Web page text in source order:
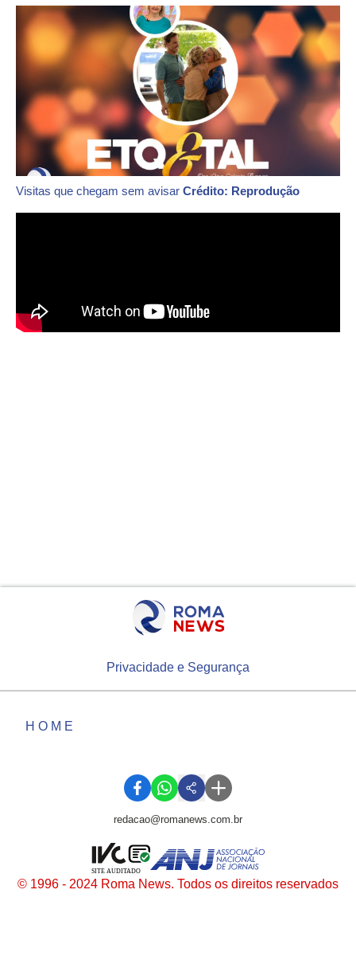
Visitas que chegam sem avisar Crédito: Reprodução
Privacidade e Segurança
HOME
redacao@romanews.com.br
© 1996 - 2024 Roma News. Todos os direitos reservados
SITE AUDITADO